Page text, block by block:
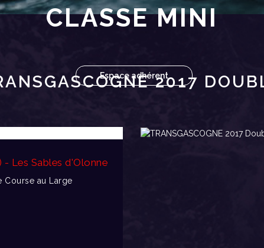
CLASSE MINI
Espace adhérent2017
- Les Sables d'Olonne
Course au Large